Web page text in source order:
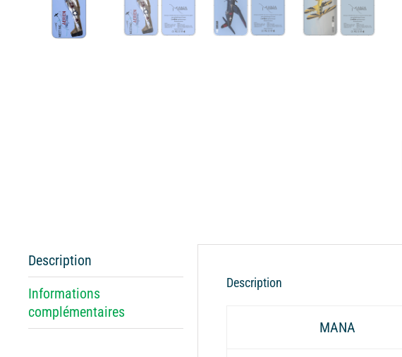
Description
Informations
complémentaires
Description
MANA